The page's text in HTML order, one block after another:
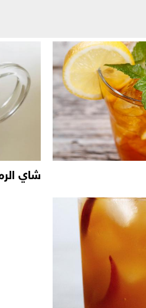
شاي